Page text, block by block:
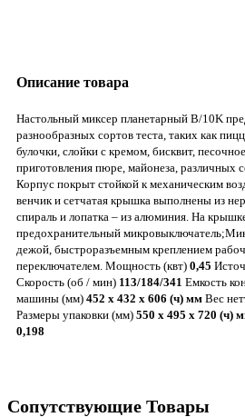
Описание товара
Настольный миксер планетарный B/10K
разнообразных сортов теста, таких как
булочки, слойки с кремом, бисквит,
приготовления пюре, майонеза, различных
Корпус покрыт стойкой к механическим
венчик и сетчатая крышка выполнены из
спираль и лопатка – из алюминия. На
предохранительный
дежой, быстроразъемным креплением
переключателем. Мощность (квт) 0,45
Скорость (об / мин) 113/184/341 Емкость
машины (мм) 452 x 432 x 606 (ч) мм Вес
Размеры упаковки (мм) 550 х 495 х 720 (ч)
0,198
Сопутствующие Товары